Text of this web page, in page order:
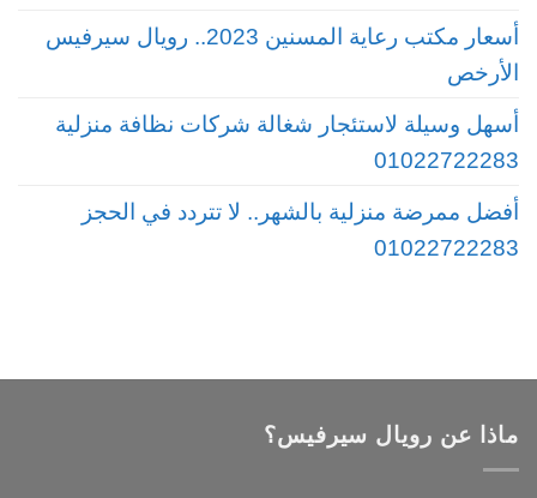
أسعار مكتب رعاية المسنين 2023.. رويال سيرفيس
الأرخص
أسهل وسيلة لاستئجار شغالة شركات نظافة منزلية
01022722283
أفضل ممرضة منزلية بالشهر.. لا تتردد في الحجز
01022722283
ماذا عن رويال سيرفيس؟